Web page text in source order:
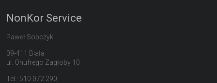
NonKor Service
Paweł Sobczyk
09-411 Biała
ul. Onufrego Zagłoby 10
Tel.: 510 072 290